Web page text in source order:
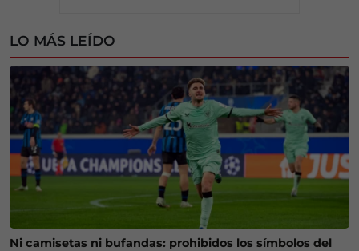
LO MÁS LEÍDO
Ni camisetas ni bufandas: prohibidos los símbolos del